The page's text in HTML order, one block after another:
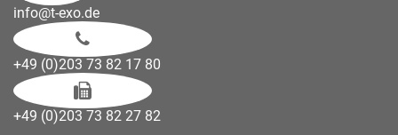
info@t-exo.de
+49 (0)203 73 82 17 80
+49 (0)203 73 82 27 82